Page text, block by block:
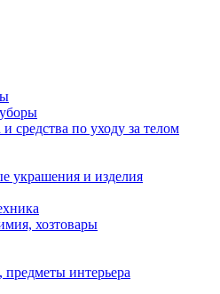
средства по уходу за телом
украшения и изделия
хозтовары
интерьера